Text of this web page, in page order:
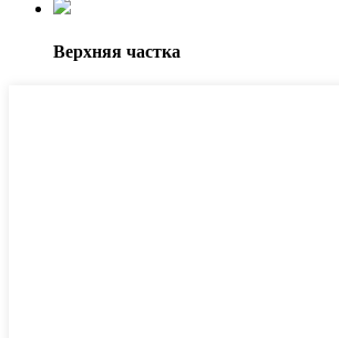
Верхняя частка